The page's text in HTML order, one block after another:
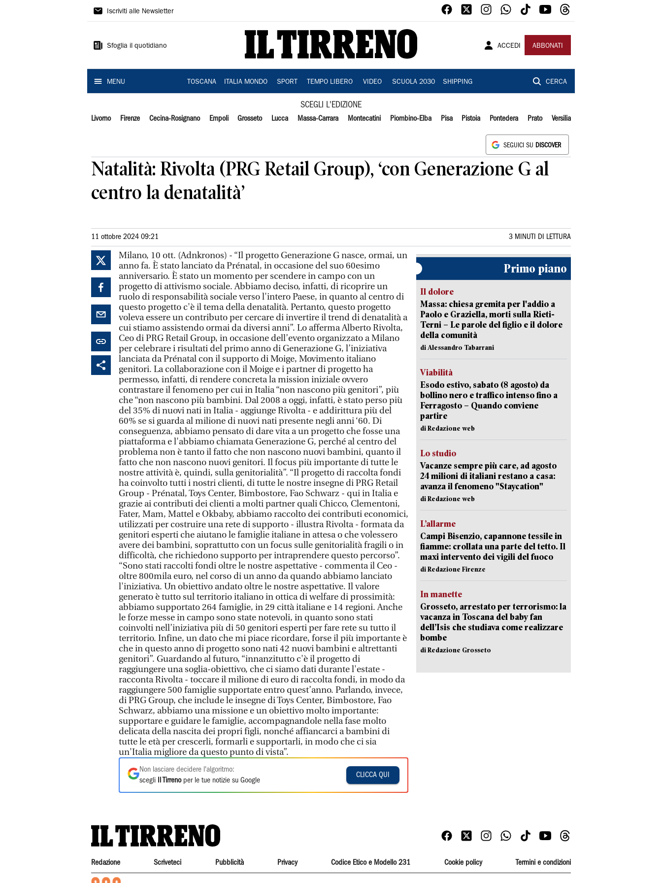
Il
Iscriviti alle Newsletter
Sfoglia il quotidiano ACCEDI ABBONATI
MENU TOSCANA ITALIA MONDO SPORT TEMPO LIBERO VIDEO SCUOLA 2030 SHIPPING CERCA
SCEGLI L'EDIZIONE
Livorno Firenze Cecina-Rosignano Empoli Grosseto Lucca Massa-Carrara Montecatini Piombino-Elba Pisa Pistoia Pontedera Prato Versilia
SEGUICI SU DISCOVER
Natalità: Rivolta (PRG Retail Group), ‘con Generazione G al
centro la denatalità’
11 ottobre 2024 09:21 3 MINUTI DI LETTURA
Milano, 10 ott. (Adnkronos) - “Il progetto Generazione G nasce, ormai, un
anno fa. È stato lanciato da Prénatal, in occasione del suo 60esimo
anniversario. È stato un momento per scendere in campo con un
progetto di attivismo sociale. Abbiamo deciso, infatti, di ricoprire un
ruolo di responsabilità sociale verso l'intero Paese, in quanto al centro di
questo progetto c'è il tema della denatalità. Pertanto, questo progetto
voleva essere un contributo per cercare di invertire il trend di denatalità a
cui stiamo assistendo ormai da diversi anni”. Lo afferma Alberto Rivolta,
Ceo di PRG Retail Group, in occasione dell’evento organizzato a Milano
per celebrare i risultati del primo anno di Generazione G, l’iniziativa
lanciata da Prénatal con il supporto di Moige, Movimento italiano
genitori. La collaborazione con il Moige e i partner di progetto ha
permesso, infatti, di rendere concreta la mission iniziale ovvero
contrastare il fenomeno per cui in Italia “non nascono più genitori”, più
che “non nascono più bambini. Dal 2008 a oggi, infatti, è stato perso più
del 35% di nuovi nati in Italia - aggiunge Rivolta - e addirittura più del
60% se si guarda al milione di nuovi nati presente negli anni ‘60. Di
conseguenza, abbiamo pensato di dare vita a un progetto che fosse una
piattaforma e l'abbiamo chiamata Generazione G, perché al centro del
problema non è tanto il fatto che non nascono nuovi bambini, quanto il
fatto che non nascono nuovi genitori. Il focus più importante di tutte le
nostre attività è, quindi, sulla genitorialità”. “Il progetto di raccolta fondi
ha coinvolto tutti i nostri clienti, di tutte le nostre insegne di PRG Retail
Group - Prénatal, Toys Center, Bimbostore, Fao Schwarz - qui in Italia e
grazie ai contributi dei clienti a molti partner quali Chicco, Clementoni,
Fater, Mam, Mattel e Okbaby, abbiamo raccolto dei contributi economici,
utilizzati per costruire una rete di supporto - illustra Rivolta - formata da
genitori esperti che aiutano le famiglie italiane in attesa o che volessero
avere dei bambini, soprattutto con un focus sulle genitorialità fragili o in
difficoltà, che richiedono supporto per intraprendere questo percorso”.
“Sono stati raccolti fondi oltre le nostre aspettative - commenta il Ceo -
oltre 800mila euro, nel corso di un anno da quando abbiamo lanciato
l'iniziativa. Un obiettivo andato oltre le nostre aspettative. Il valore
generato è tutto sul territorio italiano in ottica di welfare di prossimità:
abbiamo supportato 264 famiglie, in 29 città italiane e 14 regioni. Anche
le forze messe in campo sono state notevoli, in quanto sono stati
coinvolti nell’iniziativa più di 50 genitori esperti per fare rete su tutto il
territorio. Infine, un dato che mi piace ricordare, forse il più importante è
che in questo anno di progetto sono nati 42 nuovi bambini e altrettanti
genitori”. Guardando al futuro, “innanzitutto c'è il progetto di
raggiungere una soglia-obiettivo, che ci siamo dati durante l'estate -
racconta Rivolta - toccare il milione di euro di raccolta fondi, in modo da
raggiungere 500 famiglie supportate entro quest’anno. Parlando, invece,
di PRG Group, che include le insegne di Toys Center, Bimbostore, Fao
Schwarz, abbiamo una missione e un obiettivo molto importante:
supportare e guidare le famiglie, accompagnandole nella fase molto
delicata della nascita dei propri figli, nonché affiancarci a bambini di
tutte le età per crescerli, formarli e supportarli, in modo che ci sia
un'Italia migliore da questo punto di vista”.
Non lasciare decidere l'algoritmo:
scegli
Il Tirrenoper le tue notizie su Google
CLICCA QUI
Primo piano
Il dolore
Massa: chiesa gremita per l'addio a
Paolo e Graziella, morti sulla Rieti-
Terni – Le parole del figlio e il dolore
della comunità
di Alessandro Tabarrani
Viabilità
Esodo estivo, sabato (8 agosto) da
bollino nero e traffico intenso fino a
Ferragosto – Quando conviene
partire
di Redazione web
Lo studio
Vacanze sempre più care, ad agosto
24 milioni di italiani restano a casa:
avanza il fenomeno "Staycation"
di Redazione web
L’allarme
Campi Bisenzio, capannone tessile in
fiamme: crollata una parte del tetto. Il
maxi intervento dei vigili del fuoco
di Redazione Firenze
In manette
Grosseto, arrestato per terrorismo: la
vacanza in Toscana del baby fan
dell’Isis che studiava come realizzare
bombe
di Redazione Grosseto
Redazione Scriveteci Pubblicità Privacy Codice Etico e Modello 231 Cookie policy Termini e condizioni